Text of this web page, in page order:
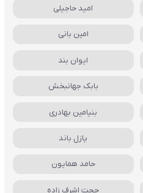
امید حاجیلی
امین بانی
ایوان بند
بابک جهانبخش
بنیامین بهادری
پازل باند
حامد همایون
حجت اشرف زاده